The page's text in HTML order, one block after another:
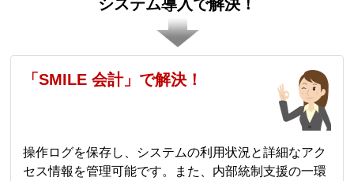
システム導入で解決！
「SMILE 会計」で解決！
操作ログを保存し、システムの利用状況と詳細なアク
セス情報を管理可能です。また、内部統制支援の一環